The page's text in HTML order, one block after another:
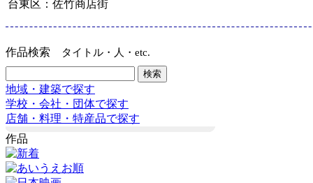
台東区：佐竹商店街
作品検索 タイトル・人・etc.
地域・建築で探す
学校・会社・団体で探す
店舗・料理・特産品で探す
作品